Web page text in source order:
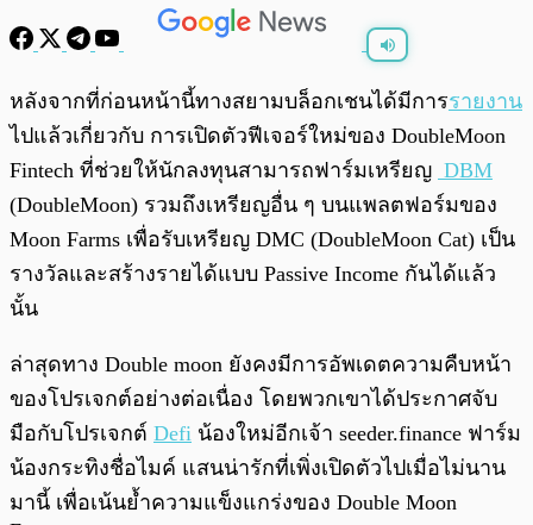
พร้อมเล่น 0:00
หลังจากที่ก่อนหน้านี้ทางสยามบล็อกเชนได้มีการรายงาน
ไปแล้วเกี่ยวกับ การเปิดตัวฟีเจอร์ใหม่ของ DoubleMoon
Fintech ที่ช่วยให้นักลงทุนสามารถฟาร์มเหรียญ DBM
(DoubleMoon) รวมถึงเหรียญอื่น ๆ บนแพลตฟอร์มของ
Moon Farms เพื่อรับเหรียญ DMC (DoubleMoon Cat) เป็น
รางวัลและสร้างรายได้แบบ Passive Income กันได้แล้ว
นั้น
ล่าสุดทาง Double moon ยังคงมีการอัพเดตความคืบหน้า
ของโปรเจกต์อย่างต่อเนื่อง โดยพวกเขาได้ประกาศจับ
มือกับโปรเจกต์ Defi น้องใหม่อีกเจ้า seeder.finance ฟาร์ม
น้องกระทิงชื่อไมค์ แสนน่ารักที่เพิ่งเปิดตัวไปเมื่อไม่นาน
มานี้ เพื่อเน้นย้ำความแข็งแกร่งของ Double Moon